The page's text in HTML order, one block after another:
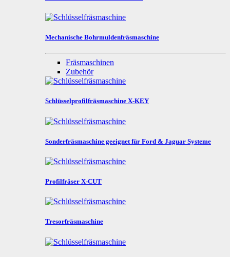
Mechanische Bohrmuldenfräsmaschine
Fräsmaschinen
Zubehör
Schlüsselprofilfräsmaschine X-KEY
Sonderfräsmaschine geeignet für Ford & Jaguar Systeme
Profilfräser X-CUT
Tresorfräsmaschine